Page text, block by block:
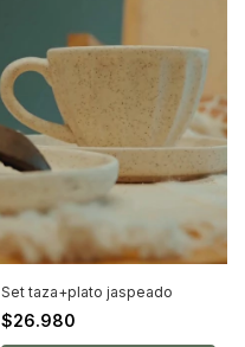
Set taza+plato jaspeado
$26.980